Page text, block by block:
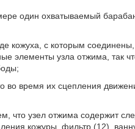
один охватываемый
кожуха, с которым соединены,
элементы узла отжима, так
время их сцепления
что узел отжима содержит
кожуры, фильтр (12), ванну